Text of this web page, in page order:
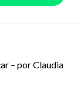
– por Claudia